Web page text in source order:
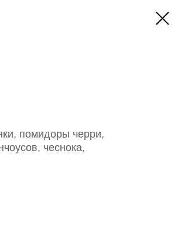
помидоры черри,
чеснока,